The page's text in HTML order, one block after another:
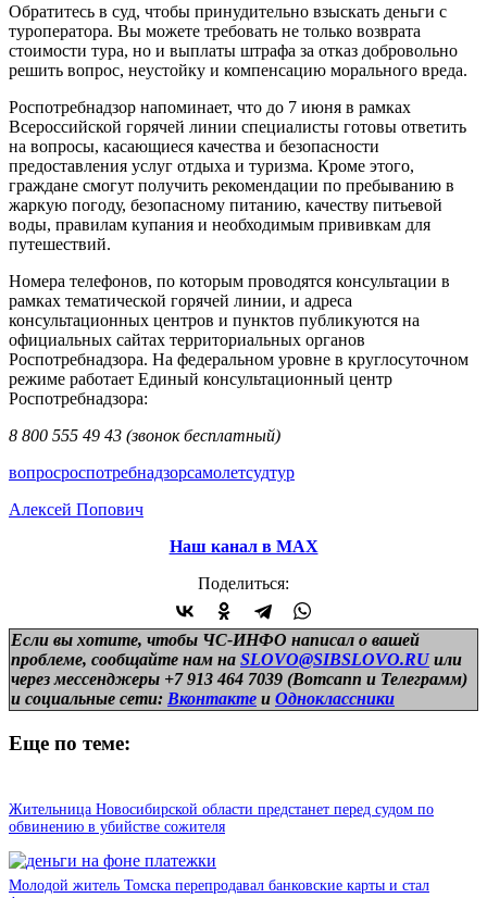
Обратитесь в суд, чтобы принудительно взыскать деньги с
туроператора. Вы можете требовать не только возврата
стоимости тура, но и выплаты штрафа за отказ добровольно
решить вопрос, неустойку и компенсацию морального вреда.
Роспотребнадзор напоминает, что до 7 июня в рамках
Всероссийской горячей линии специалисты готовы ответить
на вопросы, касающиеся качества и безопасности
предоставления услуг отдыха и туризма. Кроме этого,
граждане смогут получить рекомендации по пребыванию в
жаркую погоду, безопасному питанию, качеству питьевой
воды, правилам купания и необходимым прививкам для
путешествий.
Номера телефонов, по которым проводятся консультации в
рамках тематической горячей линии, и адреса
консультационных центров и пунктов публикуются на
официальных сайтах территориальных органов
Роспотребнадзора. На федеральном уровне в круглосуточном
режиме работает Единый консультационный центр
Роспотребнадзора:
8 800 555 49 43 (звонок бесплатный)
вопросроспотребнадзорсамолетсудтур
Алексей Попович
Наш канал в МАХ
Поделиться:
Если вы хотите, чтобы ЧС-ИНФО написал о вашей
проблеме, сообщайте нам на SLOVO@SIBSLOVO.RU или
через мессенджеры +7 913 464 7039 (Вотсапп и Телеграмм)
и социальные сети: Вконтакте и Одноклассники
Еще по теме:
Жительница Новосибирской области предстанет перед судом по
обвинению в убийстве сожителя
Молодой житель Томска перепродавал банковские карты и стал